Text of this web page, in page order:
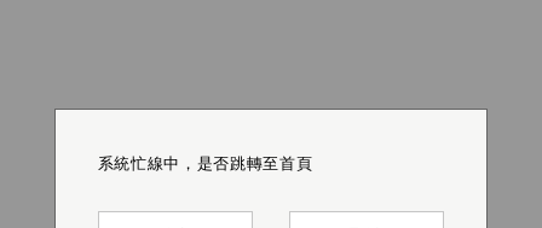
系統忙線中，是否跳轉至首頁
系統忙線中，是否跳轉至首頁
系統忙線中，是否跳轉至首頁
系統忙線中，是否跳轉至首頁
系統忙線中，是否跳轉至首頁